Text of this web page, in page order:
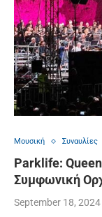
Μουσική Συναυλίες
Parklife:
Συμφωνική
September 18, 2024